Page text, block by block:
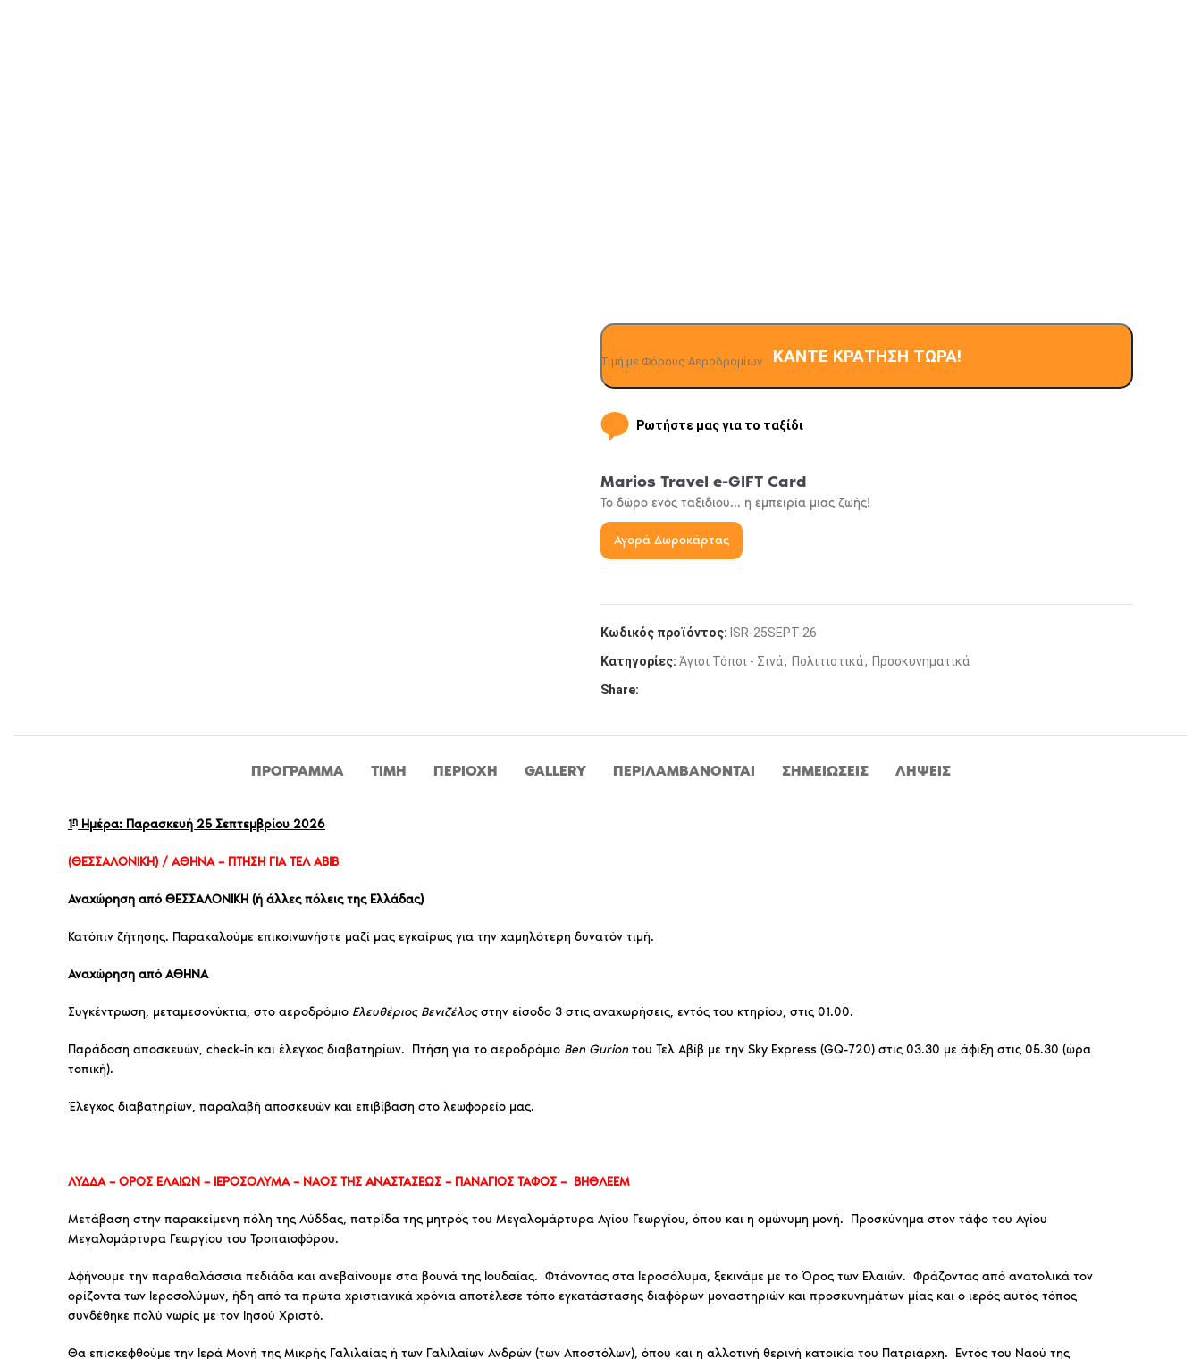
ΚΆΝΤΕ ΚΡΆΤΗΣΗ ΤΏΡΑ!
Τιμή με Φόρους Αεροδρομίων
Ρωτήστε μας για το ταξίδι
Email *
Τηλέφωνο Επικοινωνίας
Εισάγετε τους χαρακτήρες από την εικόνα *
Marios Travel e-GIFT Card
Το δώρο ενός ταξιδιού... η εμπειρία μιας ζωής!
Αγορά Δωροκάρτας
Κωδικός προϊόντος: ISR-25SEPT-26
Κατηγορίες: Άγιοι Τόποι - Σινά, Πολιτιστικά, Προσκυνηματικά
Share:
ΠΡΌΓΡΑΜΜΑ TIMH ΠΕΡΙΟΧΉ GALLERY ΠΕΡΙΛΑΜΒΆΝΟΝΤΑΙ ΣΗΜΕΙΏΣΕΙΣ ΛΉΨΕΙΣ
1η Ημέρα: Παρασκευή 25 Σεπτεμβρίου 2026
(ΘΕΣΣΑΛΟΝΙΚΗ) / ΑΘΗΝΑ – ΠΤΗΣΗ ΓΙΑ ΤΕΛ ΑΒΙΒ
Αναχώρηση από ΘΕΣΣΑΛΟΝΙΚΗ (ή άλλες πόλεις της Ελλάδας)
Κατόπιν ζήτησης. Παρακαλούμε επικοινωνήστε μαζί μας εγκαίρως για την χαμηλότερη δυνατόν τιμή.
Αναχώρηση από ΑΘΗΝΑ
Συγκέντρωση, μεταμεσονύκτια, στο αεροδρόμιο Ελευθέριος Βενιζέλοςστην είσοδο 3 στις αναχωρήσεις, εντός του κτηρίου, στις 01.00.
Παράδοση αποσκευών, check-in και έλεγχος διαβατηρίων. Πτήση για το αεροδρόμιο Ben Gurionτου Τελ Αβίβ με την Sky Express (GQ-720) στις 03.30 με άφιξη στις 05.30 (ώρα
τοπική).
Έλεγχος διαβατηρίων, παραλαβή αποσκευών και επιβίβαση στο λεωφορείο μας.
ΛΥΔΔΑ – ΟΡΟΣ ΕΛΑΙΩΝ – ΙΕΡΟΣΟΛΥΜΑ – ΝΑΟΣ ΤΗΣ ΑΝΑΣΤΑΣΕΩΣ – ΠΑΝΑΓΙΟΣ ΤΑΦΟΣ – ΒΗΘΛΕΕΜ
Μετάβαση στην παρακείμενη πόλη της Λύδδας, πατρίδα της μητρός του Μεγαλομάρτυρα Αγίου Γεωργίου, όπου και η ομώνυμη μονή. Προσκύνημα στον τάφο του Αγίου
Μεγαλομάρτυρα Γεωργίου του Τροπαιοφόρου.
Αφήνουμε την παραθαλάσσια πεδιάδα και ανεβαίνουμε στα βουνά της Ιουδαίας. Φτάνοντας στα Ιεροσόλυμα, ξεκινάμε με το Όρος των Ελαιών. Φράζοντας από ανατολικά τον
ορίζοντα των Ιεροσολύμων, ήδη από τα πρώτα χριστιανικά χρόνια αποτέλεσε τόπο εγκατάστασης διαφόρων μοναστηριών και προσκυνημάτων μίας και ο ιερός αυτός τόπος
συνδέθηκε πολύ νωρίς με τον Ιησού Χριστό.
Θα επισκεφθούμε την Ιερά Μονή της Μικρής Γαλιλαίας ή των Γαλιλαίων Ανδρών (των Αποστόλων), όπου και η αλλοτινή θερινή κατοικία του Πατριάρχη. Εντός του Ναού της